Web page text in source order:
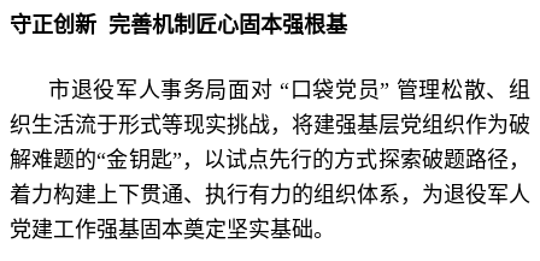
守正创新 完善机制匠心固本强根基
市退役军人事务局面对 “口袋党员” 管理松散、组
织生活流于形式等现实挑战，将建强基层党组织作为破
解难题的“金钥匙”，以试点先行的方式探索破题路径，
着力构建上下贯通、执行有力的组织体系，为退役军人
党建工作强基固本奠定坚实基础。